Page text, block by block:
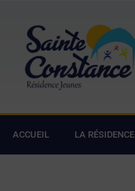
ACCUEIL LA RÉSIDENCE